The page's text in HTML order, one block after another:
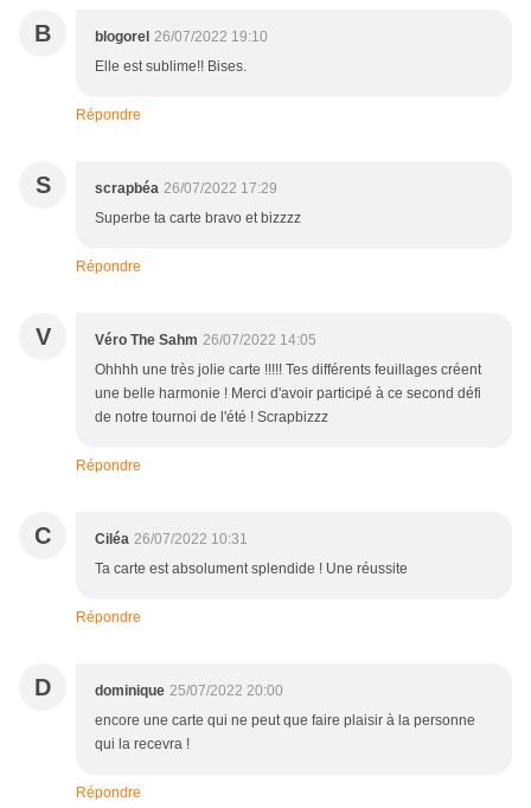
B blogorel 26/07/2022 19:10
Elle est sublime!! Bises.
Répondre
S scrapbéa 26/07/2022 17:29
Superbe ta carte bravo et bizzzz
Répondre
V Véro The Sahm 26/07/2022 14:05
Ohhhh une très jolie carte !!!!! Tes différents feuillages créent
une belle harmonie ! Merci d'avoir participé à ce second défi
de notre tournoi de l'été ! Scrapbizzz
Répondre
C Ciléa 26/07/2022 10:31
Ta carte est absolument splendide ! Une réussite
Répondre
D dominique 25/07/2022 20:00
encore une carte qui ne peut que faire plaisir à la personne
qui la recevra !
Répondre